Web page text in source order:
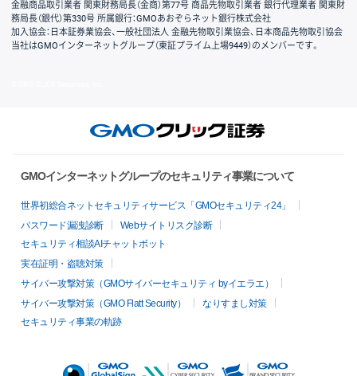
金融商品取引業者 関東財務局長（金商）第77号 商品先物取引業者 銀行代理業者 関東財
務局長（銀代）第330号 所属銀行：GMOあおぞらネット銀行株式会社
加入協会：日本証券業協会、一般社団法人 金融先物取引業協会、日本商品先物取引協会
当社はGMOインターネットグループ（東証プライム上場9449）のメンバーです。
GMOインターネットグループのセキュリティ事業について
世界初総合ネットセキュリティサービス「GMOセキュリティ24」
パスワード漏洩診断
Webサイトリスク診断
セキュリティ相談AIチャットボット
実在証明・盗聴対策
サイバー攻撃対策（GMOサイバーセキュリティ byイエラエ）
サイバー攻撃対策（GMO Flatt Security）
なりすまし対策
セキュリティ事業の軌跡